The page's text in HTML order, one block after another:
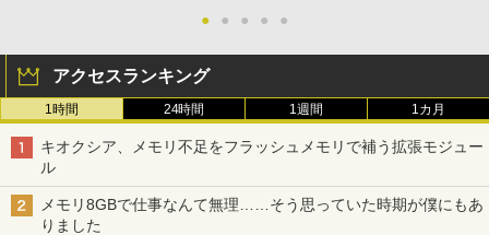
● ● ● ● ●
アクセスランキング
1時間 24時間 1週間 1カ月
キオクシア、メモリ不足をフラッシュメモリで補う拡張モジュー
ル
メモリ8GBで仕事なんて無理……そう思っていた時期が僕にもあ
りました